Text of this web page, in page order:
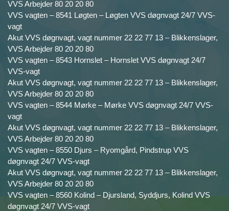
VVS Arbejder 80 20 20 80
VVS vagten – 8541 Løgten – Løgten VVS døgnvagt 24/7 VVS-
vagt
Akut VVS døgnvagt, vagt nummer 22 22 77 13 – Blikkenslager,
VVS Arbejder 80 20 20 80
VVS vagten – 8543 Hornslet – Hornslet VVS døgnvagt 24/7
VVS-vagt
Akut VVS døgnvagt, vagt nummer 22 22 77 13 – Blikkenslager,
VVS Arbejder 80 20 20 80
VVS vagten – 8544 Mørke – Mørke VVS døgnvagt 24/7 VVS-
vagt
Akut VVS døgnvagt, vagt nummer 22 22 77 13 – Blikkenslager,
VVS Arbejder 80 20 20 80
VVS vagten – 8550 Djurs – Ryomgård, Pindstrup VVS
døgnvagt 24/7 VVS-vagt
Akut VVS døgnvagt, vagt nummer 22 22 77 13 – Blikkenslager,
VVS Arbejder 80 20 20 80
VVS vagten – 8560 Kolind – Djursland, Syddjurs, Kolind VVS
døgnvagt 24/7 VVS-vagt